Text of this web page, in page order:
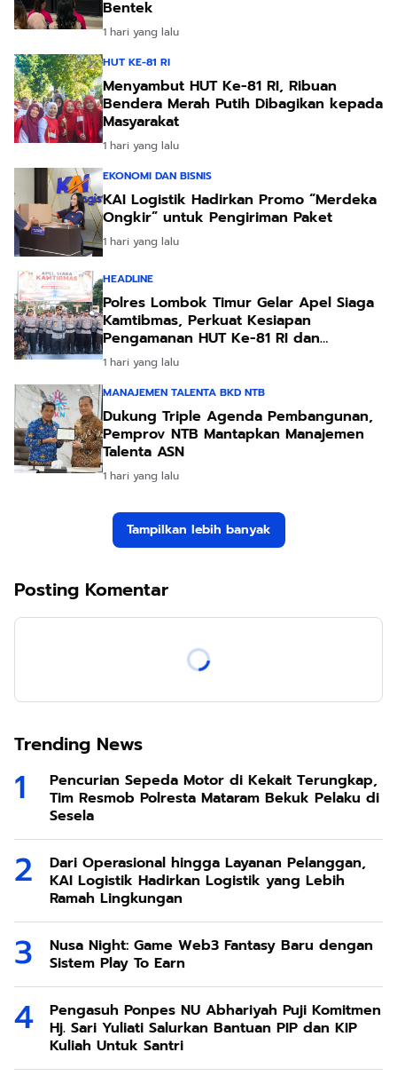
Bentek
1 hari yang lalu
HUT KE-81 RI
Menyambut HUT Ke-81 RI, Ribuan
Bendera Merah Putih Dibagikan kepada
Masyarakat
1 hari yang lalu
EKONOMI DAN BISNIS
KAI Logistik Hadirkan Promo “Merdeka
Ongkir” untuk Pengiriman Paket
1 hari yang lalu
HEADLINE
Polres Lombok Timur Gelar Apel Siaga
Kamtibmas, Perkuat Kesiapan
Pengamanan HUT Ke-81 RI dan
Kunjungan Kapolri
1 hari yang lalu
MANAJEMEN TALENTA BKD NTB
Dukung Triple Agenda Pembangunan,
Pemprov NTB Mantapkan Manajemen
Talenta ASN
1 hari yang lalu
Tampilkan lebih banyak
Posting Komentar
Trending News
Pencurian Sepeda Motor di Kekait Terungkap,
Tim Resmob Polresta Mataram Bekuk Pelaku di
Sesela
Dari Operasional hingga Layanan Pelanggan,
KAI Logistik Hadirkan Logistik yang Lebih
Ramah Lingkungan
Nusa Night: Game Web3 Fantasy Baru dengan
Sistem Play To Earn
Pengasuh Ponpes NU Abhariyah Puji Komitmen
Hj. Sari Yuliati Salurkan Bantuan PIP dan KIP
Kuliah Untuk Santri